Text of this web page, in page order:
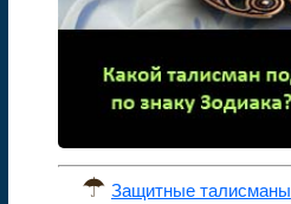
☂ Защитные талисманы